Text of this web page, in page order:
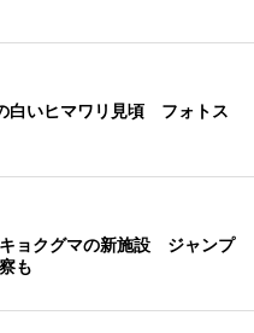
白いヒマワリ見頃 フォトス
ョクグマの新施設 ジャンプ
も